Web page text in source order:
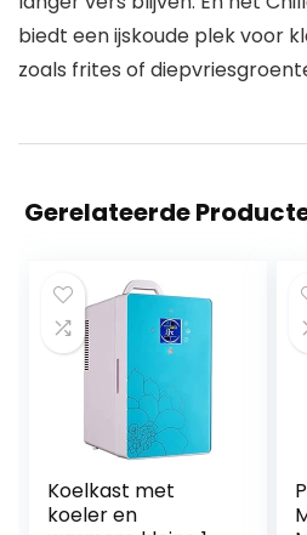
biedt een ijskoude plek voor
zoals frites of
Gerelateerde
Koelkast met
koeler en